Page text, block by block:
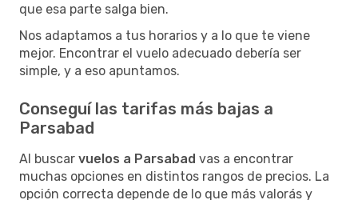
que esa parte salga bien.
Nos adaptamos a tus horarios y a lo que te viene
mejor. Encontrar el vuelo adecuado debería ser
simple, y a eso apuntamos.
Conseguí las tarifas más bajas a
Parsabad
Al buscar vuelos a Parsabad vas a encontrar
muchas opciones en distintos rangos de precios. La
opción correcta depende de lo que más valorás y